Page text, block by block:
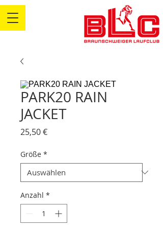
PARK20 RAIN
JACKET
25,50 €Preis
Größe *
Anzahl *